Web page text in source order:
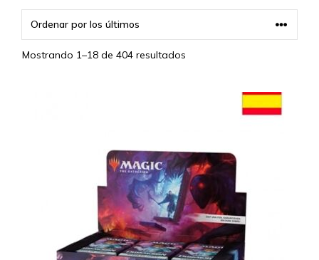
Mostrando 1–18 de 404 resultados